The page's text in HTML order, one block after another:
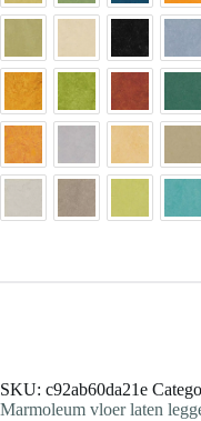
SKU: c92ab60da21e
Marmoleum vloer laten